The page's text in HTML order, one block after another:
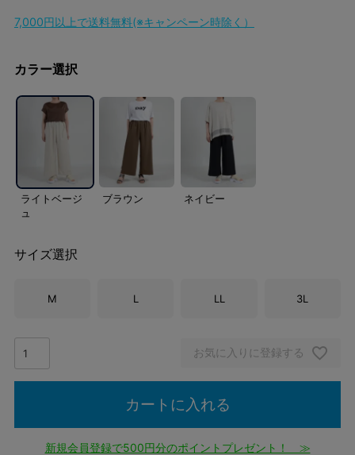
7,000円以上で送料無料(※キャンペーン時除く）
カラー選択
ライトベージ
ュ
ブラウン ネイビー
サイズ選択
M L LL 3L
お気に入りに登録する
カートに入れる
新規会員登録で500円分のポイントプレゼント！ ≫